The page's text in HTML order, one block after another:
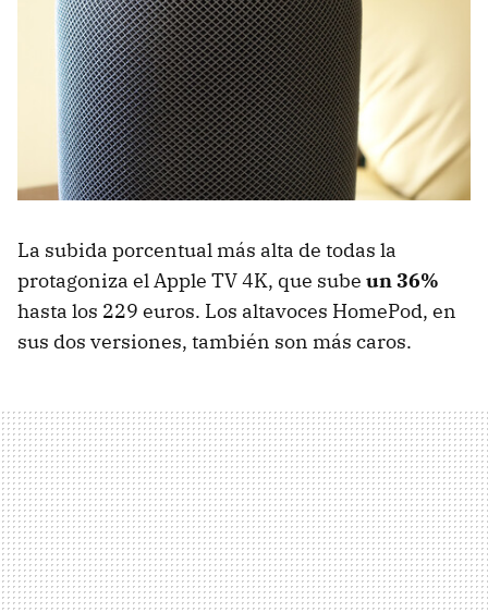
La subida porcentual más alta de todas la
protagoniza el Apple TV 4K, que sube un 36%
hasta los 229 euros. Los altavoces HomePod, en
sus dos versiones, también son más caros.